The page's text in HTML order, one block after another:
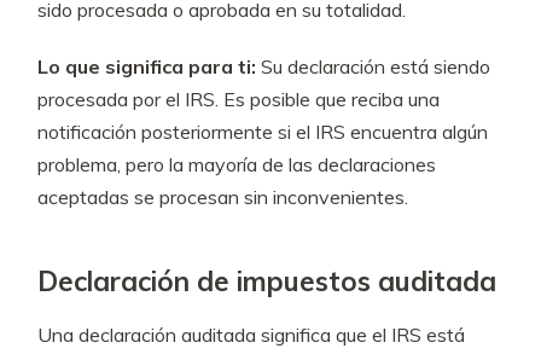
sido procesada o aprobada en su totalidad.
Lo que significa para ti: Su declaración está siendo
procesada por el IRS. Es posible que reciba una
notificación posteriormente si el IRS encuentra algún
problema, pero la mayoría de las declaraciones
aceptadas se procesan sin inconvenientes.
Declaración de impuestos auditada
Una declaración auditada significa que el IRS está